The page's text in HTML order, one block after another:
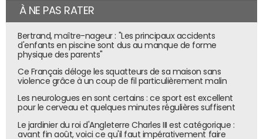
À NE PAS RATER
Bertrand, maître-nageur : "Les principaux accidents
d'enfants en piscine sont dus au manque de forme
physique des parents"
Ce Français déloge les squatteurs de sa maison sans
violence grâce à un coup de fil particulièrement malin
Les neurologues en sont certains : ce sport est excellent
pour le cerveau et quelques minutes régulières suffisent
Le jardinier du roi d'Angleterre Charles III est catégorique :
avant fin août, voici ce qu'il faut impérativement faire